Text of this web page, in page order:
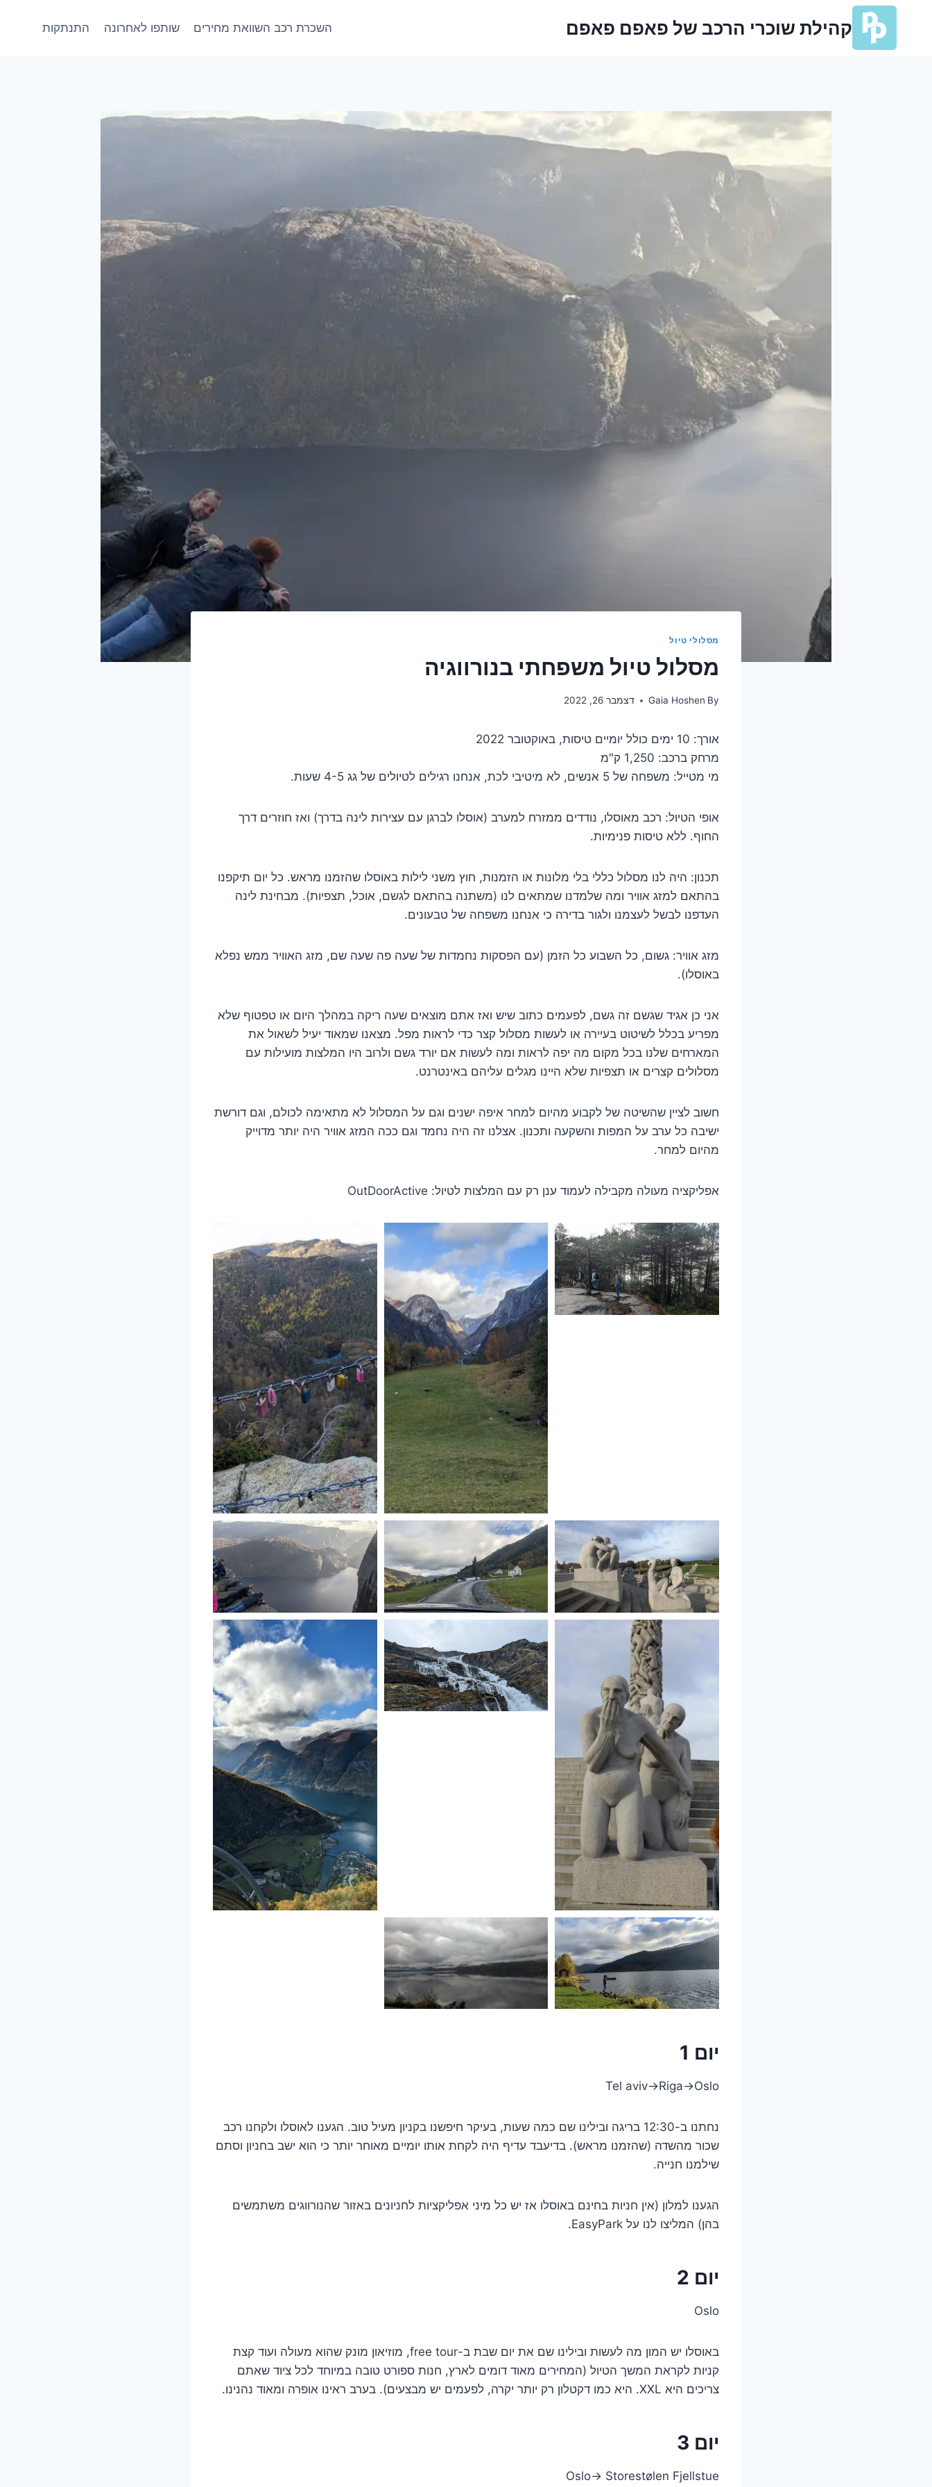
content
קהילת שוכרי הרכב של פאפם פאפם השכרת רכב השוואת מחירים שותפו לאחרונה התנתקות
מסלולי טיול
מסלול טיול משפחתי בנורווגיה
By
Gaia Hoshen דצמבר 26, 2022
אורך: 10 ימים כולל יומיים טיסות, באוקטובר 2022
מרחק ברכב: 1,250 ק"מ
מי מטייל: משפחה של 5 אנשים, לא מיטיבי לכת, אנחנו רגילים לטיולים של גג 4-5 שעות.
אופי הטיול: רכב מאוסלו, נודדים ממזרח למערב (אוסלו לברגן עם עצירות לינה בדרך) ואז חוזרים דרך
החוף. ללא טיסות פנימיות.
תכנון: היה לנו מסלול כללי בלי מלונות או הזמנות, חוץ משני לילות באוסלו שהזמנו מראש. כל יום תיקפנו
בהתאם למזג אוויר ומה שלמדנו שמתאים לנו (משתנה בהתאם לגשם, אוכל, תצפיות). מבחינת לינה
העדפנו לבשל לעצמנו ולגור בדירה כי אנחנו משפחה של טבעונים.
מזג אוויר: גשום, כל השבוע כל הזמן (עם הפסקות נחמדות של שעה פה שעה שם, מזג האוויר ממש נפלא
באוסלו).
אני כן אגיד שגשם זה גשם, לפעמים כתוב שיש ואז אתם מוצאים שעה ריקה במהלך היום או טפטוף שלא
מפריע בכלל לשיטוט בעיירה או לעשות מסלול קצר כדי לראות מפל. מצאנו שמאוד יעיל לשאול את
המארחים שלנו בכל מקום מה יפה לראות ומה לעשות אם יורד גשם ולרוב היו המלצות מועילות עם
מסלולים קצרים או תצפיות שלא היינו מגלים עליהם באינטרנט.
חשוב לציין שהשיטה של לקבוע מהיום למחר איפה ישנים וגם על המסלול לא מתאימה לכולם, וגם דורשת
ישיבה כל ערב על המפות והשקעה ותכנון. אצלנו זה היה נחמד וגם ככה המזג אוויר היה יותר מדוייק
מהיום למחר.
אפליקציה מעולה מקבילה לעמוד ענן רק עם המלצות לטיול: OutDoorActive
יום 1
Tel aviv->Riga->Oslo
נחתנו ב-12:30 בריגה ובילינו שם כמה שעות, בעיקר חיפשנו בקניון מעיל טוב. הגענו לאוסלו ולקחנו רכב
שכור מהשדה (שהזמנו מראש). בדיעבד עדיף היה לקחת אותו יומיים מאוחר יותר כי הוא ישב בחניון וסתם
שילמנו חנייה.
הגענו למלון (אין חניות בחינם באוסלו אז יש כל מיני אפליקציות לחניונים באזור שהנורווגים משתמשים
בהן) המליצו לנו על EasyPark.
יום 2
Oslo
באוסלו יש המון מה לעשות ובילינו שם את יום שבת ב-free tour, מוזיאון מונק שהוא מעולה ועוד קצת
קניות לקראת המשך הטיול (המחירים מאוד דומים לארץ, חנות ספורט טובה במיוחד לכל ציוד שאתם
צריכים היא XXL. היא כמו דקטלון רק יותר יקרה, לפעמים יש מבצעים). בערב ראינו אופרה ומאוד נהנינו.
יום 3
Oslo-> Storestølen Fjellstue